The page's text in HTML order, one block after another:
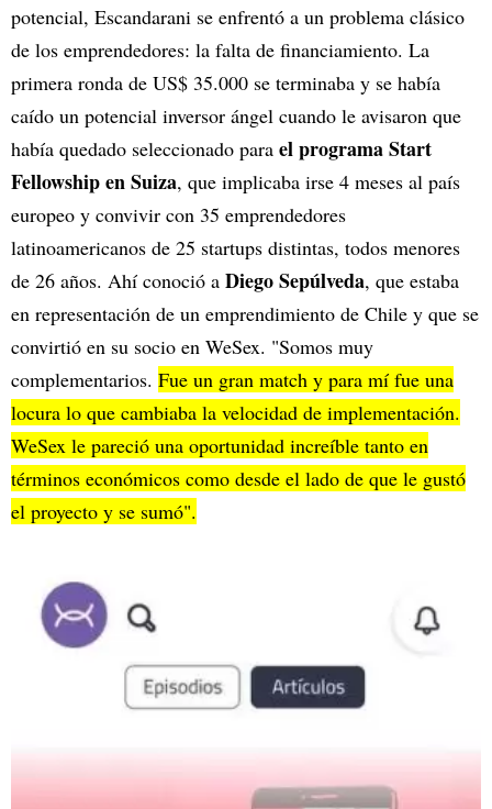
potencial, Escandarani se enfrentó a un problema clásico
de los emprendedores: la falta de financiamiento. La
primera ronda de US$ 35.000 se terminaba y se había
caído un potencial inversor ángel cuando le avisaron que
había quedado seleccionado para el programa Start
Fellowship en Suiza, que implicaba irse 4 meses al país
europeo y convivir con 35 emprendedores
latinoamericanos de 25 startups distintas, todos menores
de 26 años. Ahí conoció a Diego Sepúlveda, que estaba
en representación de un emprendimiento de Chile y que se
convirtió en su socio en WeSex. "Somos muy
complementarios. Fue un gran match y para mí fue una
locura lo que cambiaba la velocidad de implementación.
WeSex le pareció una oportunidad increíble tanto en
términos económicos como desde el lado de que le gustó
el proyecto y se sumó".